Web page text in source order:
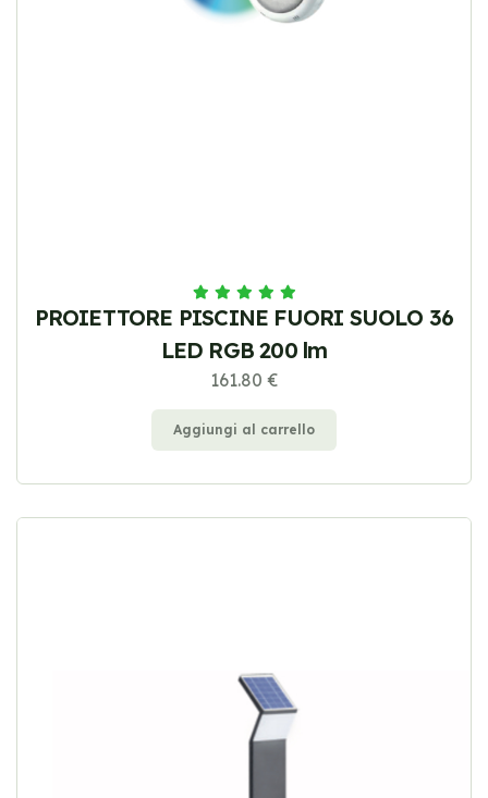
PROIETTORE PISCINE FUORI SUOLO 36
LED RGB 200 lm
161.80 €
Aggiungi al carrello